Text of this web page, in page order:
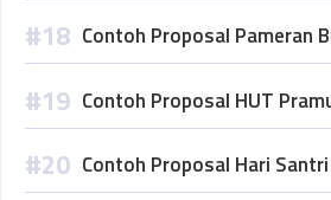
Contoh Proposal Pameran
Contoh Proposal HUT
Contoh Proposal Hari